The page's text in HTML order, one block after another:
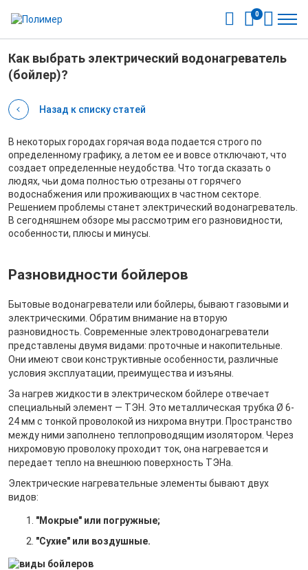
0
Как выбрать электрический водонагреватель
(бойлер)?
Назад к списку статей
В некоторых городах горячая вода подается строго по
определенному графику, а летом ее и вовсе отключают, что
создает определенные неудобства. Что тогда сказать о
людях, чьи дома полностью отрезаны от горячего
водоснабжения или проживающих в частном секторе.
Решением проблемы станет электрический водонагреватель.
В сегодняшнем обзоре мы рассмотрим его разновидности,
особенности, плюсы и минусы.
Разновидности бойлеров
Бытовые водонагреватели или бойлеры, бывают газовыми и
электрическими. Обратим внимание на вторую
разновидность. Современные электроводонагреватели
представлены двумя видами: проточные и накопительные.
Они имеют свои конструктивные особенности, различные
условия эксплуатации, преимущества и изъяны.
За нагрев жидкости в электрическом бойлере отвечает
специальный элемент — ТЭН. Это металлическая трубка Ø 6-
24 мм с тонкой проволокой из нихрома внутри. Пространство
между ними заполнено теплопроводящим изолятором. Через
нихромовую проволоку проходит ток, она нагревается и
передает тепло на внешнюю поверхность ТЭНа.
Электрические нагревательные элементы бывают двух
видов:
"Мокрые" или погружные;
"Сухие" или воздушные.